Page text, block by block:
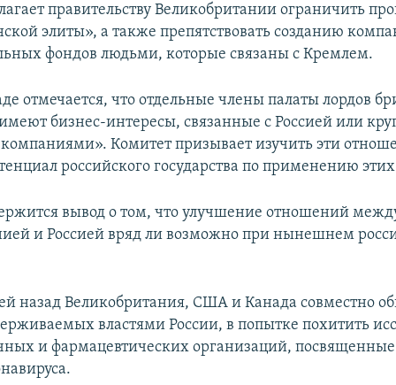
правительству Великобритании ограничить
элиты», а также препятствовать созданию
фондов людьми, которые связаны с Кремлем.
отмечается, что отдельные члены палаты лордов
бизнес-интересы, связанные с Россией или
Комитет призывает изучить эти
российского государства по применению
вывод о том, что улучшение отношений
и Россией вряд ли возможно при нынешнем
назад Великобритания, США и Канада совместно
властями России, в попытке похитить
и фармацевтических организаций,